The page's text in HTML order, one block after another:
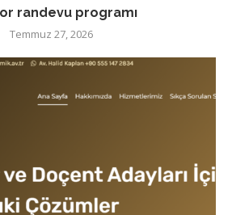
randevu programı
Temmuz 27, 2026